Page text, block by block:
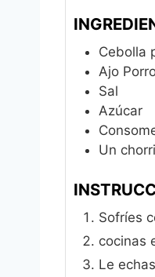
Cebolla
Ajo
Sal
Azúcar
Un
Sofríes
cocinas
Le